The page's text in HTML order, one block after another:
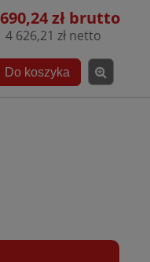
zł
4 626,21 zł
Do koszyka